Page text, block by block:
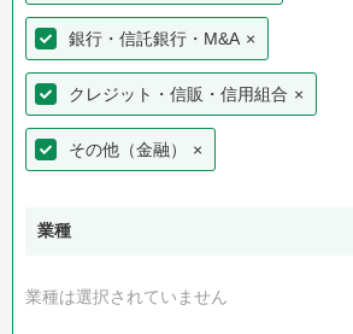
銀行・信託銀行・M&A ×
クレジット・信販・信用組合 ×
その他（金融） ×
業種
業種は選択されていません